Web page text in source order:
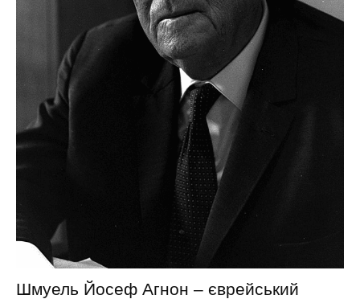
Шмуель Йосеф Агнон – єврейський